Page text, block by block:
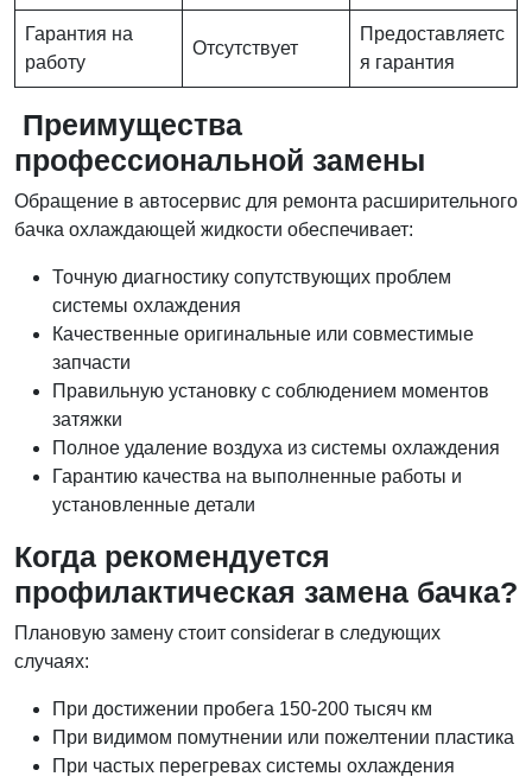
Гарантия на
работу
Отсутствует
Предоставляетс
я гарантия
Преимущества
профессиональной замены
Обращение в автосервис для ремонта расширительного
бачка охлаждающей жидкости обеспечивает:
Точную диагностику сопутствующих проблем
системы охлаждения
Качественные оригинальные или совместимые
запчасти
Правильную установку с соблюдением моментов
затяжки
Полное удаление воздуха из системы охлаждения
Гарантию качества на выполненные работы и
установленные детали
Когда рекомендуется
профилактическая замена бачка?
Плановую замену стоит considerar в следующих
случаях:
При достижении пробега 150-200 тысяч км
При видимом помутнении или пожелтении пластика
При частых перегревах системы охлаждения